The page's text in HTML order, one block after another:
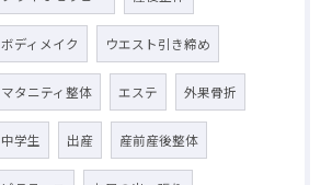
ボディメイク ウエスト引き締め
マタニティ整体 エステ 外果骨折
中学生 出産 産前産後整体